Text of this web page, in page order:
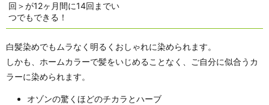
回＞が12ヶ月間に14回までい
つでもできる！
白髪染めでもムラなく明るくおしゃれに染められます。
しかも、ホームカラーで髪をいじめることなく、ご自分に似合うカ
ラーに染められます。
オゾンの驚くほどのチカラとハーブ